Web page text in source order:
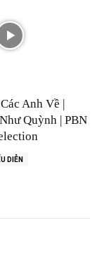
Anh Về |
Quỳnh | PBN
DIỄN